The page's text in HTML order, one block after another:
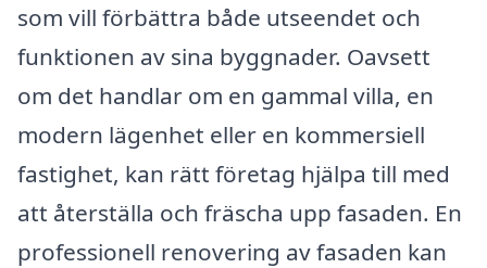
som vill förbättra både utseendet och
funktionen av sina byggnader. Oavsett
om det handlar om en gammal villa, en
modern lägenhet eller en kommersiell
fastighet, kan rätt företag hjälpa till med
att återställa och fräscha upp fasaden. En
professionell renovering av fasaden kan